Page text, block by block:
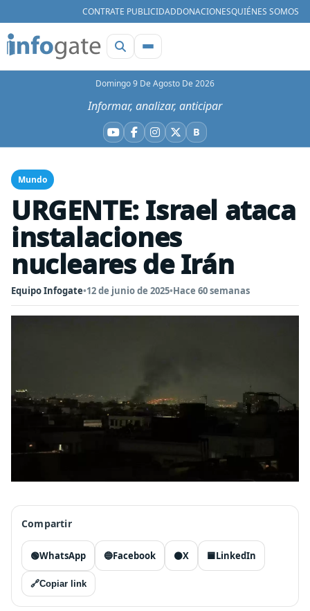
CONTRATE PUBLICIDADDONACIONESQUIÉNES SOMOS
Domingo 9 De Agosto De 2026
Informar, analizar, anticipar
YouTube
Facebook
Instagram
X BBluesky
Mundo
URGENTE: Israel ataca
instalaciones
nucleares de Irán
Equipo Infogate•12 de junio de 2025•Hace 60 semanas
Compartir
🟢WhatsApp 🔵Facebook ⚫X 🟦LinkedIn
🔗Copiar link